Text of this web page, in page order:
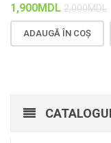
1,900MDL 2,000MDL
ADAUGĂ ÎN COȘ